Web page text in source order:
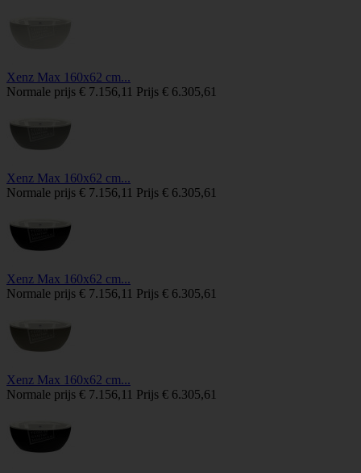
Xenz Max 160x62 cm...
Normale prijs € 7.156,11 Prijs € 6.305,61
Xenz Max 160x62 cm...
Normale prijs € 7.156,11 Prijs € 6.305,61
Xenz Max 160x62 cm...
Normale prijs € 7.156,11 Prijs € 6.305,61
Xenz Max 160x62 cm...
Normale prijs € 7.156,11 Prijs € 6.305,61